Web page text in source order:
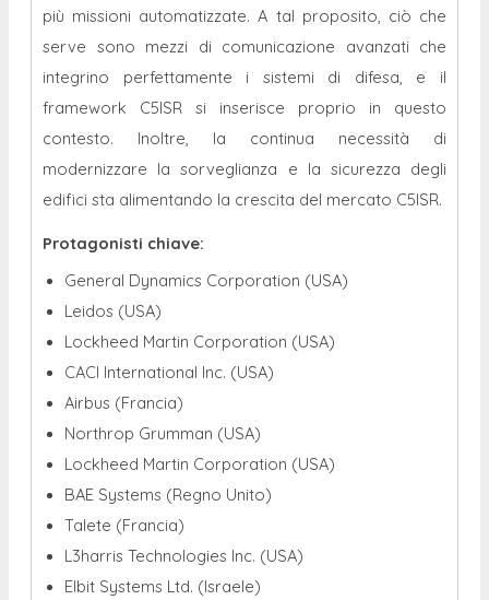
più missioni automatizzate. A tal proposito, ciò che
serve sono mezzi di comunicazione avanzati che
integrino perfettamente i sistemi di difesa, e il
framework C5ISR si inserisce proprio in questo
contesto. Inoltre, la continua necessità di
modernizzare la sorveglianza e la sicurezza degli
edifici sta alimentando la crescita del mercato C5ISR.
Protagonisti chiave:
General Dynamics Corporation (USA)
Leidos (USA)
Lockheed Martin Corporation (USA)
CACI International Inc. (USA)
Airbus (Francia)
Northrop Grumman (USA)
Lockheed Martin Corporation (USA)
BAE Systems (Regno Unito)
Talete (Francia)
L3harris Technologies Inc. (USA)
Elbit Systems Ltd. (Israele)